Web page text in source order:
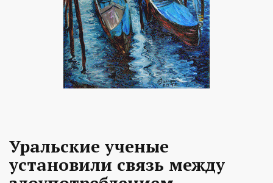
Уральские ученые
установили связь между